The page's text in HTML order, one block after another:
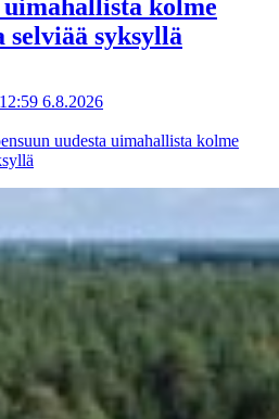
uimahallista kolme
syksyllä
6.8.2026
uudesta uimahallista kolme